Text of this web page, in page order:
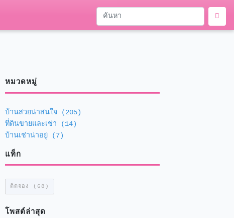
หมวดหมู่
บ้านสวยน่าสนใจ (205)
ที่ดินขายและเช่า (14)
บ้านเช่าน่าอยู่ (7)
แท็ก
ติดจอง (68)
โพสต์ล่าสุด